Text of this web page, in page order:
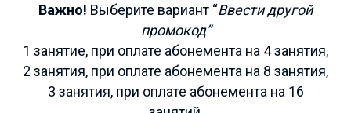
Важно! Выберите вариант “Ввести другой
промокод”
1 занятие, при оплате абонемента на 4 занятия,
2 занятия, при оплате абонемента на 8 занятия,
3 занятия, при оплате абонемента на 16